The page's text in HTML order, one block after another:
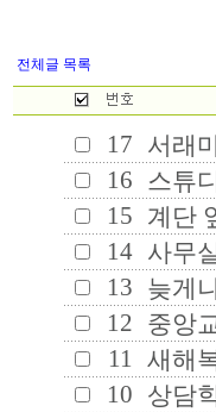
전체글 목록
17 서래
16 스튜
15 계단
14 사무
13 늦게
12 중앙
11 새해
10 상담